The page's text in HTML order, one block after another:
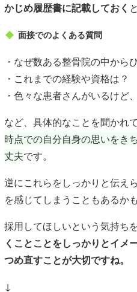
かじめ履歴書に記載しておく
面接でのよくある質問
・なぜ数ある整骨院の中から
・これまでの経験や資格は？
・色々な患者さんがいるけど
など、具体的なことを聞かれ
時点での自分自身の思いをき
丈夫です。
逆にこれらをしっかりと伝え
を感じてしまうこともあるか
採用してほしいという気持ち
くことことをしっかりとイメ
つめ直すことが大切ですね。
↓